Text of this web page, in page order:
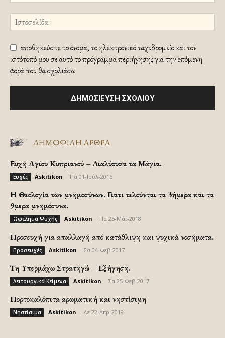
αποθηκεύστε το όνομα, το ηλεκτρονικό ταχυδρομείο και τον
ιστότοπό μου σε αυτό το πρόγραμμα περιήγησης για την επόμενη
φορά που θα σχολιάσω.
ΔΗΜΟΦΙΛΗ ΑΡΘΡΑ
Ευχή Αγίου Κυπριανού – Διαλύουσα τα Μάγια.
Ευχές Askitikon Πα 01-Ιούλ-2016
H Θεολογία των μνημοσύνων. Γιατι τελούνται τα 3ήμερα και τα
9μερα μνημόσυνα.
Ωφέλημα Ψυχής Askitikon Πα 25-Μάι-2018
Προσευχή για απαλλαγή από κατάθλιψη και ψυχικά νοσήματα.
Προσευχές Askitikon Σα 04-Φεβ-2017
Τη Υπερμάχω Στρατηγώ – Εξήγηση.
Λειτουργικά Κείμενα Askitikon Σα 25-Φεβ-2017
Πορτοκαλόπιτα αρωματική και νηστίσιμη
Νηστίσιμα Askitikon Δε 22-Απρ-2019